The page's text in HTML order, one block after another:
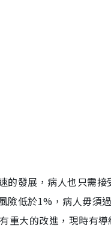
的發展，病人也只需接
險低於1%，病人毋須
重大的改進，現時有導